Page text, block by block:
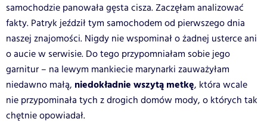
samochodzie panowała gęsta cisza. Zaczęłam analizować
fakty. Patryk jeździł tym samochodem od pierwszego dnia
naszej znajomości. Nigdy nie wspominał o żadnej usterce ani
o aucie w serwisie. Do tego przypomniałam sobie jego
garnitur – na lewym mankiecie marynarki zauważyłam
niedawno małą, niedokładnie wszytą metkę, która wcale
nie przypominała tych z drogich domów mody, o których tak
chętnie opowiadał.